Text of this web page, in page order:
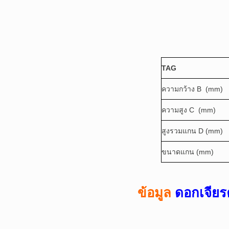
TAG
ความกว้าง B (mm)
ความสูง C (mm)
สูงรวมแกน D (mm)
ขนาดแกน (mm)
ข้อมูล ดอกเจีย